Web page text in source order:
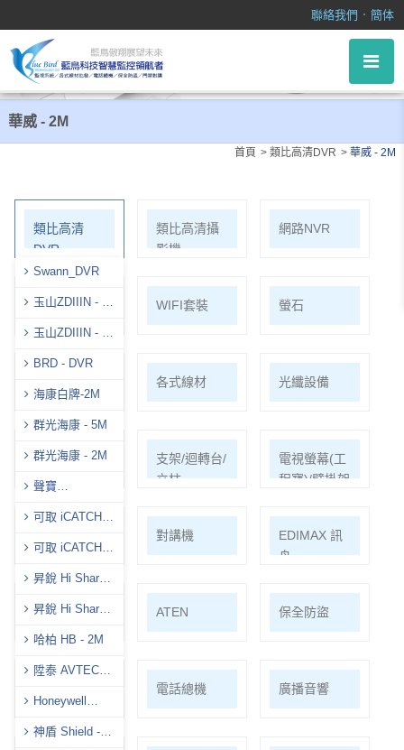
聯絡我們 ． 簡体
華威 - 2M
首頁 類比高清DVR 華威 - 2M
類比高清
DVR
Swann_DVR
玉山ZDIIIN - 8
玉山ZDIIIN - 5
BRD - DVR
海康白牌-2M
群光海康 - 5M
群光海康 - 2M
聲寶
可取 iCATCH -
可取 iCATCH -
昇銳 Hi Sharp -
昇銳 Hi Sharp-
哈柏 HB - 2M
陞泰 AVTECH -
Honeywell
神盾 Shield -
類比高清攝
影機
網路NVR
網路攝影機 WIFI套裝 螢石
各式線材 光纖設備
耗材/手工具/
接頭/漏電盒
支架/迴轉台/
立柱
電視螢幕(工
程寶)/壁掛架
對講機
EDIMAX 訊
舟
PSTEK 五角 ATEN 保全防盜
電話總機 廣播音響